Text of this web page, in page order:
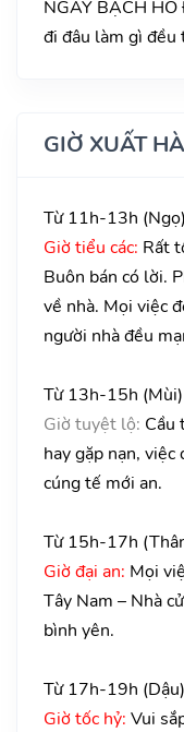
NGÀY BẠCH
đi đâu làm gì đều
GIỜ XUẤT
Từ 11h-13h
Giờ tiểu các: Rất
Buôn bán có lời.
về nhà. Mọi việc
người nhà đều
Từ 13h-15h
Giờ tuyệt lộ: Cầu
hay gặp nạn,
cúng tế mới an.
Từ 15h-17h
Giờ đại an: Mọi
Tây Nam – Nhà
bình yên.
Từ 17h-19h
Giờ tốc hỷ: Vui